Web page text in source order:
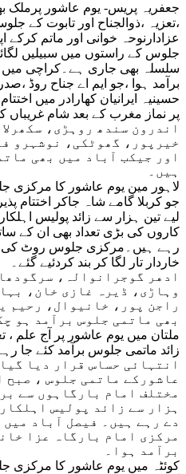
جعفریہ پریس- یوم عاشور پرملک
،تعزیہ ،ذوالجناح اور تابوت کے
عزادارنوحہ خوانی اور ماتم کرکے
جلوس کے راستوں میں سبیلیں
سلسلہ بھی جاری ہے۔کراچی
برآمد ہوا ،جو ایم اے جناح روڈ
حسینیہ ایرانیان کھارادر میں
پر نماز مغرب کے بعد شام
اندرون سندھ روہڑی،
خیرپور، گھوٹکی، نوشہرو
اور جیکب آباد میں بھی
ہیں۔
لاہور مین یوم عاشور کا مرکزی
جو کربلا گامے شاہ جاکر اختتام
لیے تین ہزار سے زائد پولیس
کاروں کی بڑی تعداد بھی ان کے
رہے ہیں۔مرکزی جلوس روٹ کی
خاردار تار لگا کر بند کردئیے گئے۔
ادهر گوجرانوالہ،
وہاڑی، ڈیرہ غازی خان،
راجن پور، خانیوال، رحیم
بھی ماتمی جلوس برآمد ہو
ملتان میں یوم عاشور پر آج علم ،
انتہائی حساس قرار دیا
عاشورکے ماتمی جلوس ، صبح
ہزار سے زائد پولیس
دے رہے ہیں۔ فیصل آباد
مرکزی امام بارگاہ عزا
برآمد ہوا۔
کوئٹہ میں یوم عاشور کا مرکزی